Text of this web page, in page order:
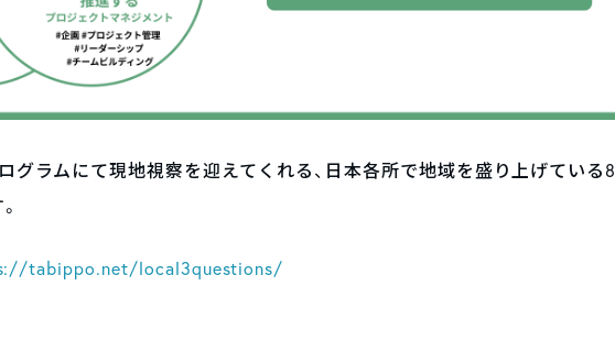
グラムにて現地視察を迎えてくれる、日本各所で地域を盛り上げている8
tabippo.net/local3questions/